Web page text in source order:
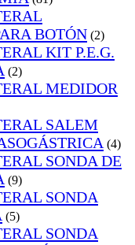
BOTÓN (2)
KIT P.E.G.
(2)
MEDIDOR
SALEM
(4)
SONDA DE
(9)
SONDA
(5)
SONDA